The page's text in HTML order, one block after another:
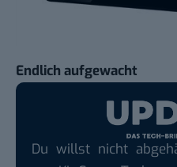
Endlich aufgewacht
Du willst nicht